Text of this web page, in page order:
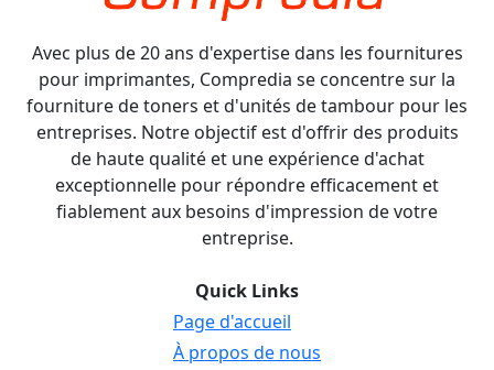
Avec plus de 20 ans d'expertise dans les fournitures
pour imprimantes, Compredia se concentre sur la
fourniture de toners et d'unités de tambour pour les
entreprises. Notre objectif est d'offrir des produits
de haute qualité et une expérience d'achat
exceptionnelle pour répondre efficacement et
fiablement aux besoins d'impression de votre
entreprise.
Quick Links
Page d'accueil
À propos de nous